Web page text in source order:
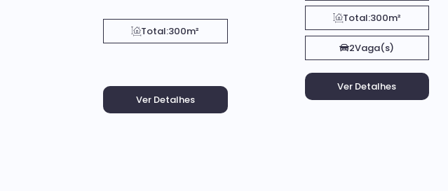
Total:300m²
Total:300m²
2Vaga(s)